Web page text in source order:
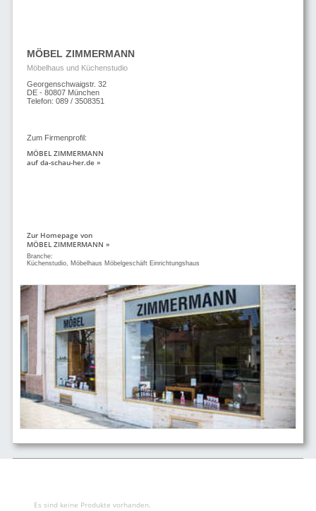
MÖBEL ZIMMERMANN
Möbelhaus und Küchenstudio
Georgenschwaigstr. 32
DE - 80807 München
Telefon: 089 / 3508351
Zum Firmenprofil:
MÖBEL ZIMMERMANN
auf da-schau-her.de »
Zur Homepage von
MÖBEL ZIMMERMANN »
Branche:
Küchenstudio, Möbelhaus Möbelgeschäft Einrichtungshaus
Es sind keine Produkte vorhanden.